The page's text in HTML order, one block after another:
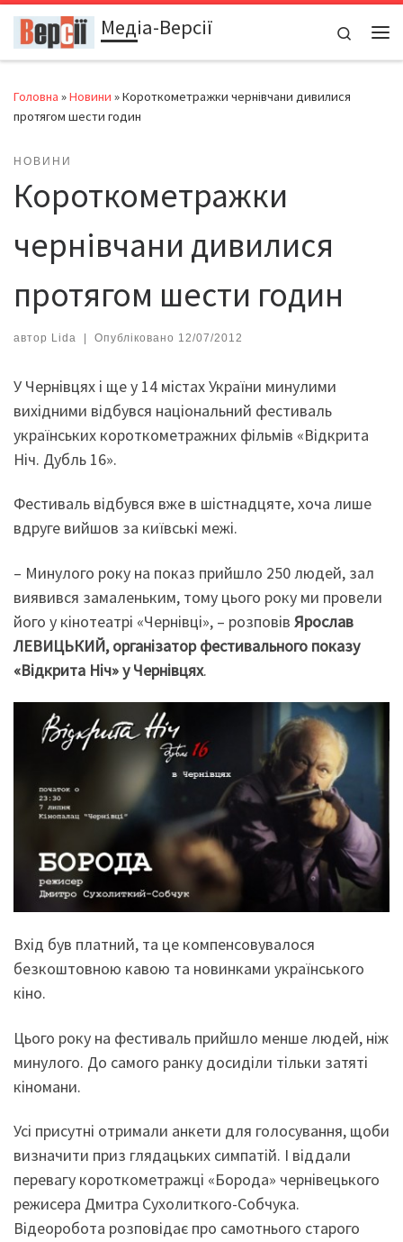
Перейти до вмістуМедіа-Версії
Search
Головна »Новини »Короткометражки чернівчани дивилися
протягом шести годин
НОВИНИ
Короткометражки
чернівчани дивилися
протягом шести годин
автор Lida | Опубліковано 12/07/2012
У Чернівцях і ще у 14 містах України минулими
вихідними відбувся національний фестиваль
українських короткометражних фільмів «Відкрита
Ніч. Дубль 16».
Фестиваль відбувся вже в шістнадцяте, хоча лише
вдруге вийшов за київські межі.
– Минулого року на показ прийшло 250 людей, зал
виявився замаленьким, тому цього року ми провели
його у кінотеатрі «Чернівці», – розповів Ярослав
ЛЕВИЦЬКИЙ, організатор фестивального показу
«Відкрита Ніч» у Чернівцях.
Вхід був платний, та це компенсовувалося
безкоштовною кавою та новинками українського
кіно.
Цього року на фестиваль прийшло менше людей, ніж
минулого. До самого ранку досиділи тільки затяті
кіномани.
Усі присутні отримали анкети для голосування, щоби
визначити приз глядацьких симпатій. І віддали
перевагу короткометражці «Борода» чернівецького
режисера Дмитра Сухолиткого-Собчука.
Відеоробота розповідає про самотнього старого